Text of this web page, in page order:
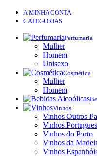
A MINHA CONTA
CATEGORIAS
Perfumaria
Mulher
Homem
Unisexo
Cosmética
Mulher
Homem
Vinhos
Vinhos Outros
Vinhos
Vinhos do Porto
Vinhos da
Vinhos